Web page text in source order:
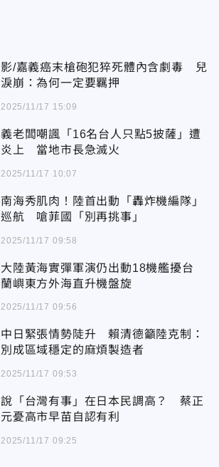
影/嘉義癌末槍砲犯猝死體內含劇毒 兒
淚崩：為何一定要羈押
2025/11/17 15:09
義老闆嘲諷「16名台人只點5披薩」遭
炎上 當地市長急滅火
2025/11/17 10:07
南海秀肌肉！陸首出動「轟炸機編隊」
巡航 嗆菲國「別再挑事」
2025/11/17 09:58
大陸黃海實彈軍演仍出動18機艦擾台
蘭嶼東方外海直升機盤旋
2025/11/17 09:56
中日緊張情勢陡升 賴清德籲陸克制：
別成區域穩定的麻煩製造者
2025/11/17 09:53
說「台灣有事」在日本民調高？ 蔡正
元憂高市早苗自認有利
2025/11/17 09:25